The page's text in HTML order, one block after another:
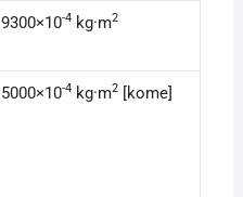
9300×10-4kg·m2
5000×10-4kg·m2[kome]